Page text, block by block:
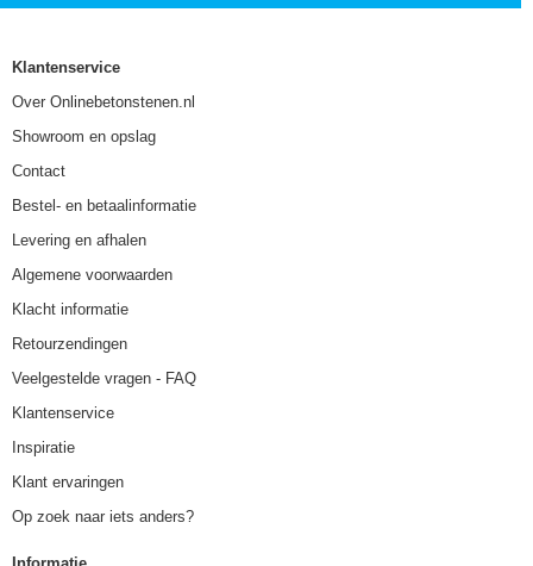
Klantenservice
Over Onlinebetonstenen.nl
Showroom en opslag
Contact
Bestel- en betaalinformatie
Levering en afhalen
Algemene voorwaarden
Klacht informatie
Retourzendingen
Veelgestelde vragen - FAQ
Klantenservice
Inspiratie
Klant ervaringen
Op zoek naar iets anders?